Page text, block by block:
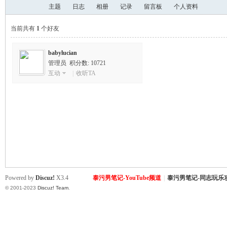
主题 日志 相册 记录 留言板 个人资料
当前共有 1个好友
babylucian
管理员 积分数: 10721
互动
收听TA
泰污男笔记-YouTube频道 泰污男笔记-同志玩乐
Powered by Discuz! X3.4
© 2001-2023 Discuz! Team.